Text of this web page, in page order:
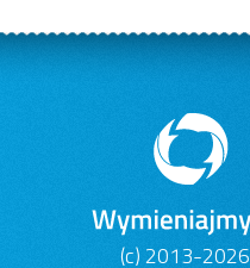
(c) 2013-2026